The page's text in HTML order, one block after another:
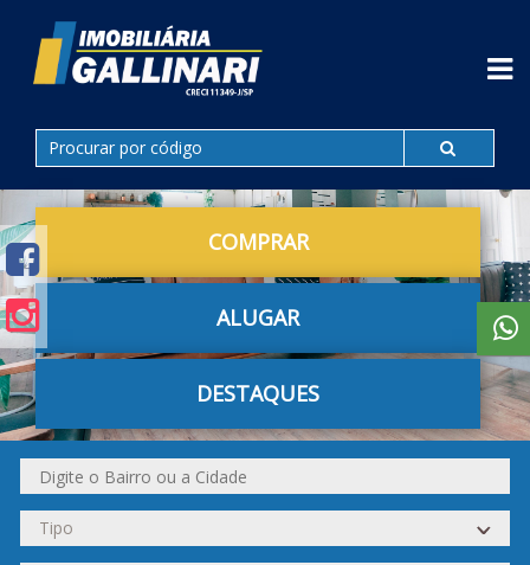
COMPRAR
ALUGAR
DESTAQUES